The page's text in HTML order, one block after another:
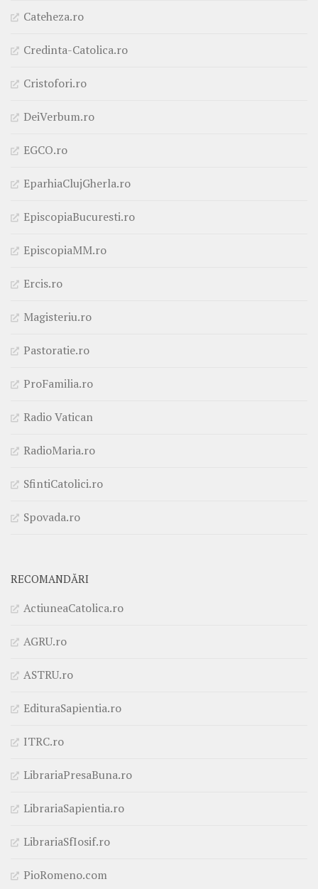
Cateheza.ro
Credinta-Catolica.ro
Cristofori.ro
DeiVerbum.ro
EGCO.ro
EparhiaClujGherla.ro
EpiscopiaBucuresti.ro
EpiscopiaMM.ro
Ercis.ro
Magisteriu.ro
Pastoratie.ro
ProFamilia.ro
Radio Vatican
RadioMaria.ro
SfintiCatolici.ro
Spovada.ro
RECOMANDĂRI
ActiuneaCatolica.ro
AGRU.ro
ASTRU.ro
EdituraSapientia.ro
ITRC.ro
LibrariaPresaBuna.ro
LibrariaSapientia.ro
LibrariaSfIosif.ro
PioRomeno.com